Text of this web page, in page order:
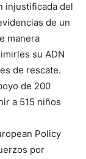
injustificada del
de un
manera
su ADN
de rescate.
de 200
a 515 niños
Policy
por